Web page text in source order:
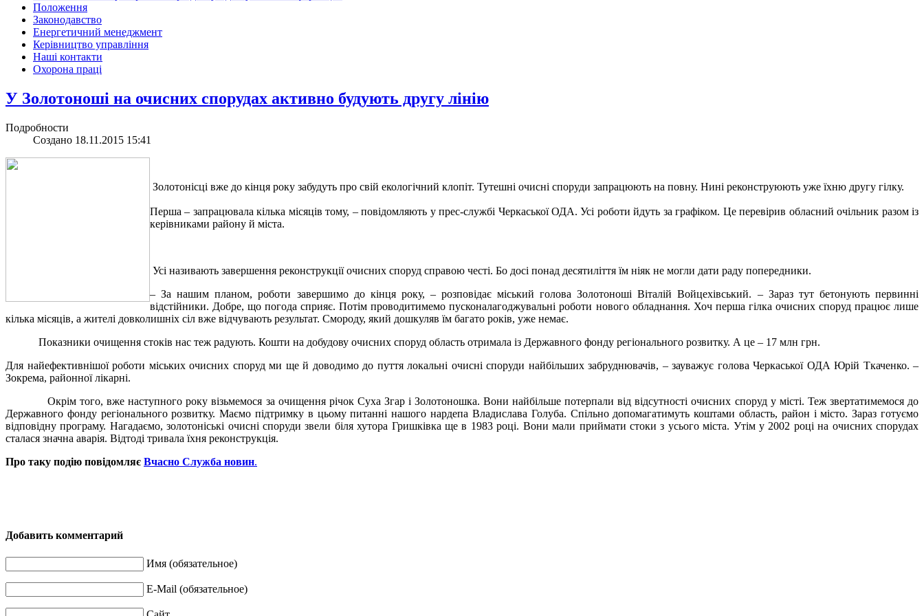
Положення
Законодавство
Енергетичний менеджмент
Керівництво управління
Наші контакти
Охорона праці
У Золотоноші на очисних спорудах активно будують другу лінію
Подробности
Создано 18.11.2015 15:41
Золотонісці вже до кінця року забудуть про свій екологічний клопіт. Тутешні очисні споруди запрацюють на повну. Нині реконструюють уже їхню другу гілку.
Перша – запрацювала кілька місяців тому, – повідомляють у прес-службі Черкаської ОДА. Усі роботи йдуть за графіком. Це перевірив обласний очільник разом із
керівниками району й міста.
Усі називають завершення реконструкції очисних споруд справою честі. Бо досі понад десятиліття їм ніяк не могли дати раду попередники.
– За нашим планом, роботи завершимо до кінця року, – розповідає міський голова Золотоноші Віталій Войцехівський. – Зараз тут бетонують первинні
відстійники. Добре, що погода сприяє. Потім проводитимемо пусконалагоджувальні роботи нового обладнання. Хоч перша гілка очисних споруд працює лише
кілька місяців, а жителі довколишніх сіл вже відчувають результат. Смороду, який дошкуляв їм багато років, уже немає.
Показники очищення стоків нас теж радують. Кошти на добудову очисних споруд область отримала із Державного фонду регіонального розвитку. А це – 17 млн грн.
Для найефективнішої роботи міських очисних споруд ми ще й доводимо до пуття локальні очисні споруди найбільших забруднювачів, – зауважує голова Черкаської ОДА Юрій Ткаченко. –
Зокрема, районної лікарні.
Окрім того, вже наступного року візьмемося за очищення річок Суха Згар і Золотоношка. Вони найбільше потерпали від відсутності очисних споруд у місті. Теж звертатимемося до
Державного фонду регіонального розвитку. Маємо підтримку в цьому питанні нашого нардепа Владислава Голуба. Спільно допомагатимуть коштами область, район і місто. Зараз готуємо
відповідну програму. Нагадаємо, золотоніські очисні споруди звели біля хутора Гришківка ще в 1983 році. Вони мали приймати стоки з усього міста. Утім у 2002 році на очисних спорудах
сталася значна аварія. Відтоді тривала їхня реконструкція.
Про таку подію повідомляє Вчасно Служба новин.
Добавить комментарий
Имя (обязательное)
E-Mail (обязательное)